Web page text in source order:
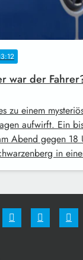
war der
zu einem
aufwirft. Ein
Abend gegen 18
in